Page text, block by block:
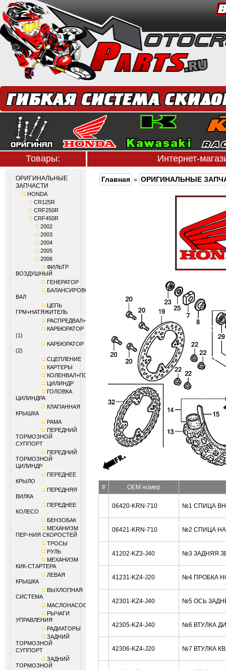
Товары: Интернет-
ОРИГИНАЛЬНЫЕ
ЗАПЧАСТИ
HONDA
CR125R
CRF250R
CRF450R
2002
2003
2004
2005
2006
ФИЛЬТР
ВОЗДУШНЫЙ
ГЕНЕРАТОР
БАЛАНСИРОВОЧНЫЙ
ВАЛ
ЦЕПЬ
ГРМ+НАТЯЖИТЕЛЬ
РАСПРЕДВАЛ+КЛАПАНЫ
КАРБЮРАТОР
(1)
КАРБЮРАТОР
(2)
СЦЕПЛЕНИЕ
КАРТЕРЫ
КОЛЕНВАЛ+ПОРШЕНЬ
ЦИЛИНДР
ГОЛОВКА
ЦИЛИНДРА
КЛАПАННАЯ
КРЫШКА
РАМА
ПЕРЕДНИЙ
ТОРМОЗНОЙ
СУППОРТ
ПЕРЕДНИЙ
ТОРМОЗНОЙ
ЦИЛИНДР
ПЕРЕДНЕЕ
КРЫЛО
ПЕРЕДНЯЯ
ВИЛКА
ПЕРЕДНЕЕ
КОЛЕСО
БЕНЗОБАК
МЕХАНИЗМ
ПЕР-НИЯ СКОРОСТЕЙ
ТРОСЫ
РУЛЬ
МЕХАНИЗМ
КИК-СТАРТЕРА
ЛЕВАЯ
КРЫШКА
ВЫХЛОПНАЯ
СИСТЕМА
МАСЛОНАСОС
РЫЧАГИ
УПРАВЛЕНИЯ
РАДИАТОРЫ
ЗАДНИЙ
ТОРМОЗНОЙ
СУППОРТ
ЗАДНИЙ
ТОРМОЗНОЙ
Главная » ОРИГИНАЛЬНЫЕ
# OEM номер
06420-KRN-710 №1 СПИЦА
06421-KRN-710 №2 СПИЦА
41202-KZ3-J40 №3 ЗАДНЯЯ
41231-KZ4-J20 №4 ПРОБКА
42301-KZ4-J40 №5 ОСЬ
42305-KZ4-J40 №6 ВТУЛКА
42306-KZ4-J20 №7 ВТУЛКА